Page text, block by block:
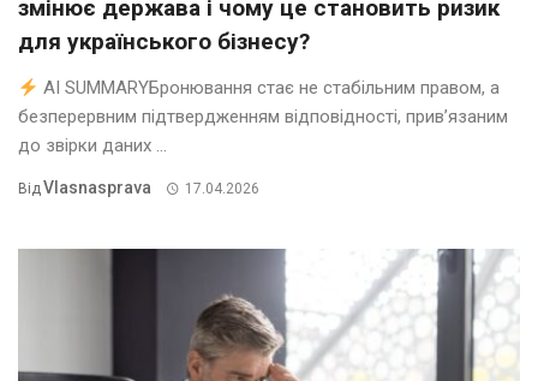
змінює держава і чому це становить ризик
для українського бізнесу?
AI SUMMARYБронювання стає не стабільним правом, а
безперервним підтвердженням відповідності, прив’язаним
до звірки даних ...
ВідVlasnasprava 17.04.2026